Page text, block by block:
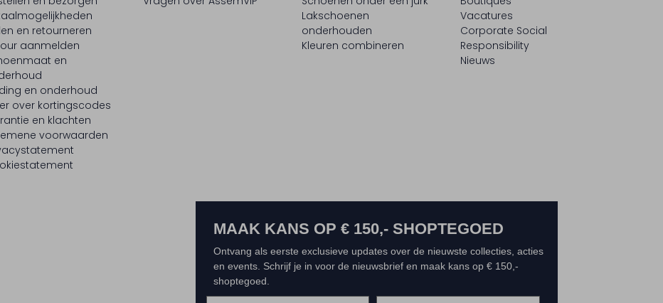
en retourneren
aanmelden
en
en onderhoud
over kortingscodes
en klachten
voorwaarden
Lakschoenen
onderhouden
Kleuren combineren
Vacatures
Corporate Social
Responsibility
Nieuws
MAAK KANS OP € 150,- SHOPTEGOED
Ontvang als eerste exclusieve updates over de nieuwste collecties, acties
en events. Schrijf je in voor de nieuwsbrief en maak kans op € 150,-
shoptegoed.